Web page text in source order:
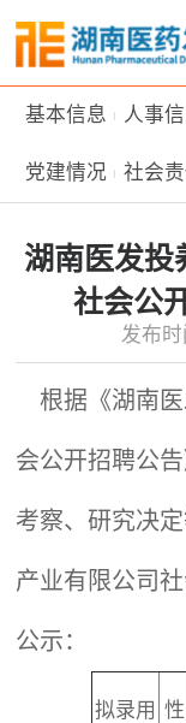
基本信息 人事
党建情况 社会
湖南医发投
社会公
发布时
根据《湖南
会公开招聘公
考察、研究决
产业有限公司
公示：
拟录用 性